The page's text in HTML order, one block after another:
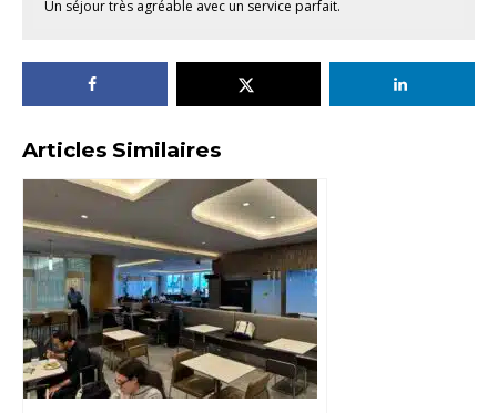
Un séjour très agréable avec un service parfait.
Articles Similaires